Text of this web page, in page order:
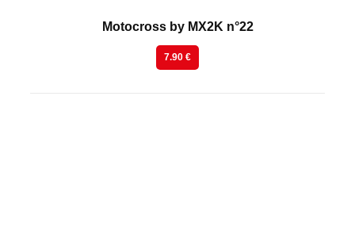
Motocross by MX2K n°22
7.90 €